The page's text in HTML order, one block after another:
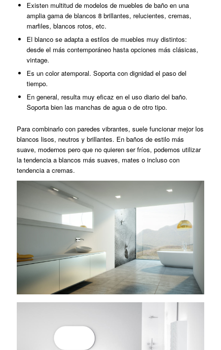
Existen multitud de modelos de muebles de baño en una
amplia gama de blancos 8 brillantes, relucientes, cremas,
marfiles, blancos rotos, etc.
El blanco se adapta a estilos de muebles muy distintos:
desde el más contemporáneo hasta opciones más clásicas,
vintage.
Es un color atemporal. Soporta con dignidad el paso del
tiempo.
En general, resulta muy eficaz en el uso diario del baño.
Soporta bien las manchas de agua o de otro tipo.
Para combinarlo con paredes vibrantes, suele funcionar mejor los
blancos lisos, neutros y brillantes. En baños de estilo más
suave, modernos pero que no quieren ser fríos, podemos utilizar
la tendencia a blancos más suaves, mates o incluso con
tendencia a cremas.